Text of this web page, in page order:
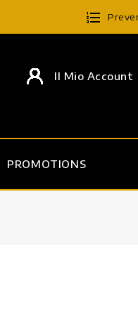
Il Mio Account
PROMOTIONS